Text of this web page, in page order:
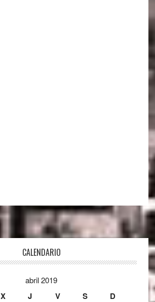
CALENDARIO
abril 2019
X J V S D